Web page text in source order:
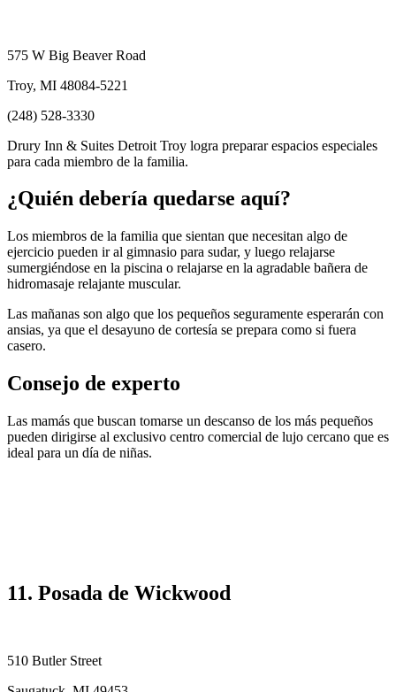
575 W Big Beaver Road
Troy, MI 48084-5221
(248) 528-3330
Drury Inn & Suites Detroit Troy logra preparar espacios especiales
para cada miembro de la familia.
¿Quién debería quedarse aquí?
Los miembros de la familia que sientan que necesitan algo de
ejercicio pueden ir al gimnasio para sudar, y luego relajarse
sumergiéndose en la piscina o relajarse en la agradable bañera de
hidromasaje relajante muscular.
Las mañanas son algo que los pequeños seguramente esperarán con
ansias, ya que el desayuno de cortesía se prepara como si fuera
casero.
Consejo de experto
Las mamás que buscan tomarse un descanso de los más pequeños
pueden dirigirse al exclusivo centro comercial de lujo cercano que es
ideal para un día de niñas.
11. Posada de Wickwood
510 Butler Street